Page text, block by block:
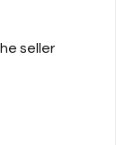
seller